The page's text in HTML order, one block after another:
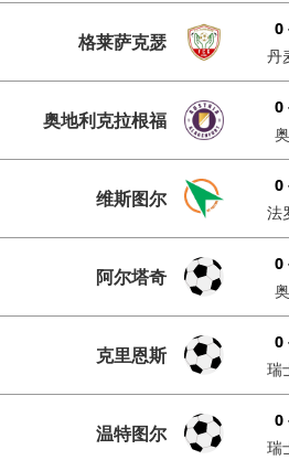
格莱萨克瑟
0
丹
奥地利克拉根福
0
维斯图尔
0
法
阿尔塔奇
0
克里恩斯
0
瑞
温特图尔
0
瑞